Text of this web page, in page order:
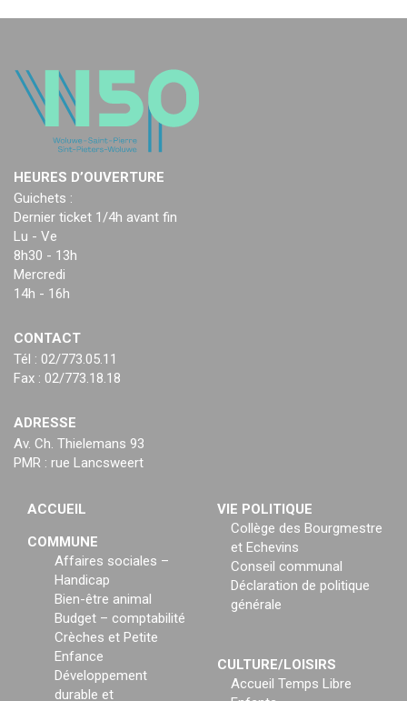
HEURES D’OUVERTURE
Guichets :
Dernier ticket 1/4h avant fin
Lu - Ve
8h30 - 13h
Mercredi
14h - 16h
CONTACT
Tél : 02/773.05.11
Fax : 02/773.18.18
ADRESSE
Av. Ch. Thielemans 93
PMR : rue Lancsweert
ACCUEIL
COMMUNE
Affaires sociales –
Handicap
Bien-être animal
Budget – comptabilité
Crèches et Petite
Enfance
Développement
durable et
VIE POLITIQUE
Collège des Bourgmestre
et Echevins
Conseil communal
Déclaration de politique
générale
CULTURE/LOISIRS
Accueil Temps Libre